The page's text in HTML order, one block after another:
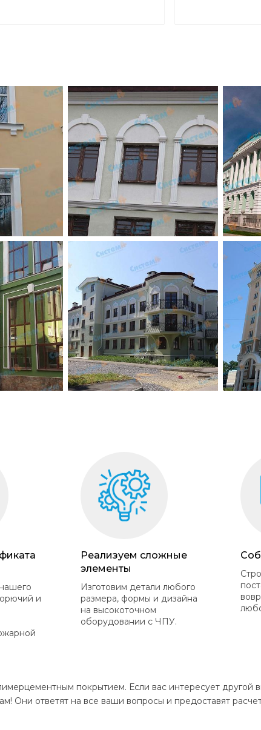
и
Реализуем сложные
элементы
Изготовим детали любого
размера, формы и дизайна
на высокоточном
оборудовании с ЧПУ.
покрытием. Если вас интересует другой
Они ответят на все ваши вопросы и предоставят